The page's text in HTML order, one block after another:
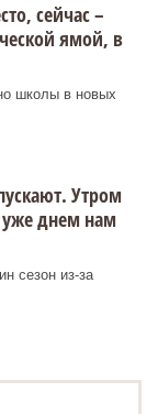
сейчас –
ямой, в
школы в новых
Утром
днем нам
сезон из-за